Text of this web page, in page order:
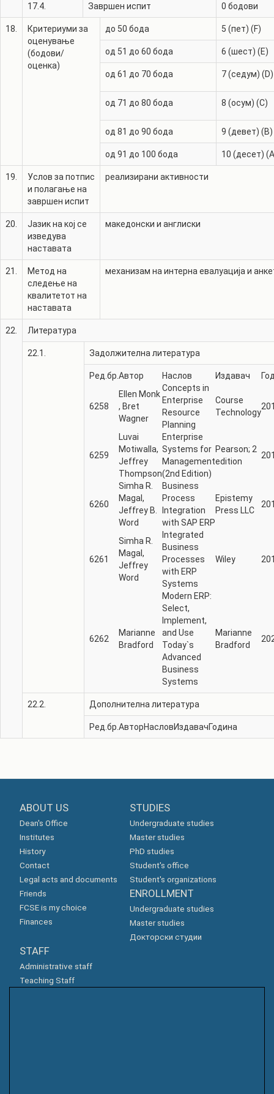
17.4. Завршен испит 0 бодови
18.
Критериуми за
оценување
(бодови/
оценка)
до 50 бода 5 (пет) (F)
од 51 до 60 бода 6 (шест) (E)
од 61 до 70 бода 7 (седум) (D)
од 71 до 80 бода 8 (осум) (C)
од 81 до 90 бода 9 (девет) (B)
од 91 до 100 бода 10 (десет)
19.
Услов за потпис
и полагање на
завршен испит
реализирани активности
20.
Јазик на кој се
изведува
наставата
македонски и англиски
21.
Метод на
следење на
квалитетот на
наставата
механизам на интерна евалуација и
22. Литература
22.1. Задолжителна литература
Ред.бр. Автор Наслов Издавач
6258
Ellen Monk
,‎ Bret
Wagner
Concepts in
Enterprise
Resource
Planning
Course
Technology
6259
Luvai
Motiwalla,‎
Jeffrey
Thompson
Enterprise
Systems for
Management
(2nd Edition)
Pearson; 2
edition
6260
Simha R.
Magal,‎
Jeffrey B.
Word
Business
Process
Integration
with SAP ERP
Epistemy
Press LLC
6261
Simha R.
Magal,
Jeffrey
Word
Integrated
Business
Processes
with ERP
Systems
Wiley
6262
Marianne
Bradford
Modern ERP:
Select,
Implement,
and Use
Today`s
Advanced
Business
Systems
Marianne
Bradford
22.2. Дополнителна литература
Ред.бр. АвторНасловИздавачГодина
ABOUT US
Dean's Office
Institutes
History
Contact
Legal acts and documents
Friends
FCSE is my choice
Finances
STUDIES
Undergraduate studies
Master studies
PhD studies
Student's office
Student's organizations
ENROLLMENT
Undergraduate studies
Master studies
Докторски студии
STAFF
Administrative staff
Teaching Staff